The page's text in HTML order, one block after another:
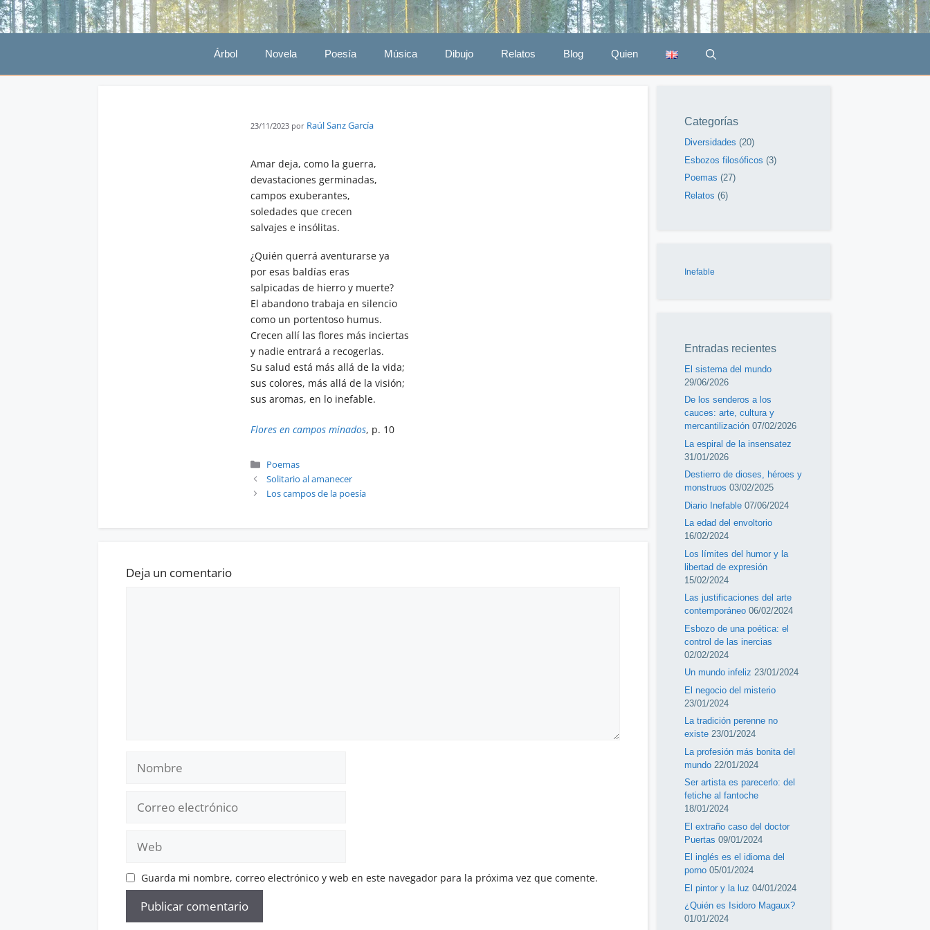
Saltar
al
Árbol Novela Poesía Música Dibujo Relatos Blog Quien
23/11/2023 por Raúl Sanz García
Amar deja, como la guerra,
devastaciones germinadas,
campos exuberantes,
soledades que crecen
salvajes e insólitas.
¿Quién querrá aventurarse ya
por esas baldías eras
salpicadas de hierro y muerte?
El abandono trabaja en silencio
como un portentoso humus.
Crecen allí las flores más inciertas
y nadie entrará a recogerlas.
Su salud está más allá de la vida;
sus colores, más allá de la visión;
sus aromas, en lo inefable.
Flores en campos minados, p. 10
Categorías
Poemas
Solitario al amanecer
Los campos de la poesía
Deja un comentario
Nombre
electrónico
Guarda mi nombre, correo electrónico y web en este navegador para la próxima vez que comente.
Categorías
Diversidades (20)
Esbozos filosóficos (3)
Poemas (27)
Relatos (6)
Inefable
Entradas recientes
El sistema del mundo
29/06/2026
De los senderos a los
cauces: arte, cultura y
mercantilización 07/02/2026
La espiral de la insensatez
31/01/2026
Destierro de dioses, héroes y
monstruos 03/02/2025
Diario Inefable 07/06/2024
La edad del envoltorio
16/02/2024
Los límites del humor y la
libertad de expresión
15/02/2024
Las justificaciones del arte
contemporáneo 06/02/2024
Esbozo de una poética: el
control de las inercias
02/02/2024
Un mundo infeliz 23/01/2024
El negocio del misterio
23/01/2024
La tradición perenne no
existe 23/01/2024
La profesión más bonita del
mundo 22/01/2024
Ser artista es parecerlo: del
fetiche al fantoche
18/01/2024
El extraño caso del doctor
Puertas 09/01/2024
El inglés es el idioma del
porno 05/01/2024
El pintor y la luz 04/01/2024
¿Quién es Isidoro Magaux?
01/01/2024